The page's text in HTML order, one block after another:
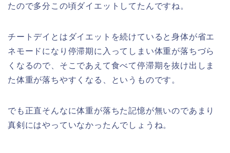
たので多分この頃ダイエットしてたんですね。
チートデイとはダイエットを続けていると身体が省エ
ネモードになり停滞期に入ってしまい体重が落ちづら
くなるので、そこであえて食べて停滞期を抜け出しま
た体重が落ちやすくなる、というものです。
でも正直そんなに体重が落ちた記憶が無いのであまり
真剣にはやっていなかったんでしょうね。